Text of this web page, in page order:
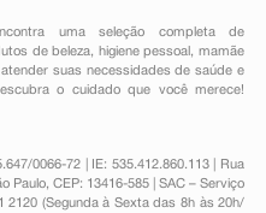
uma seleção completa de
de beleza, higiene pessoal ,mamãe
suas necessidades de saúde e
o cuidado que você merece!
0066-72 | IE: 535.412.860.113 | Rua
Paulo, CEP: 13416-585 | SAC – Serviço
2120 (Segunda à Sexta das 8h às 20h/